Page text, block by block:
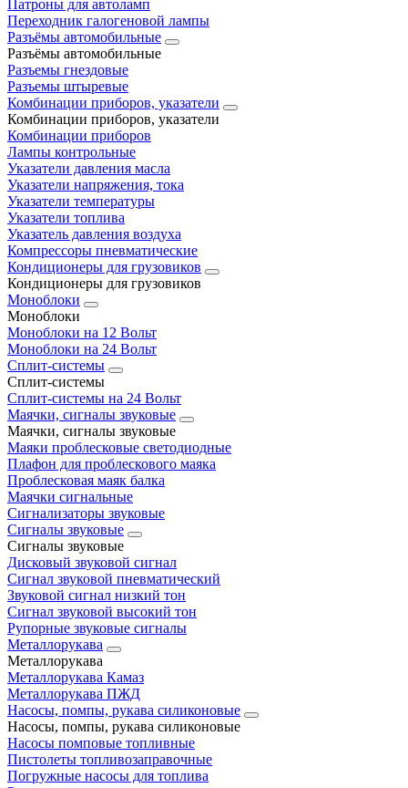
Патроны для автоламп
Переходник галогеновой лампы
Разъёмы автомобильные
Разъёмы автомобильные
Разъемы гнездовые
Разъемы штыревые
Комбинации приборов, указатели
Комбинации приборов, указатели
Комбинации приборов
Лампы контрольные
Указатели давления масла
Указатели напряжения, тока
Указатели температуры
Указатели топлива
Указатель давления воздуха
Компрессоры пневматические
Кондиционеры для грузовиков
Кондиционеры для грузовиков
Моноблоки
Моноблоки
Моноблоки на 12 Вольт
Моноблоки на 24 Вольт
Сплит-системы
Сплит-системы
Сплит‑системы на 24 Вольт
Маячки, сигналы звуковые
Маячки, сигналы звуковые
Маяки проблесковые светодиодные
Плафон для проблескового маяка
Проблесковая маяк балка
Маячки сигнальные
Сигнализаторы звуковые
Сигналы звуковые
Сигналы звуковые
Дисковый звуковой сигнал
Сигнал звуковой пневматический
Звуковой сигнал низкий тон
Сигнал звуковой высокий тон
Рупорные звуковые сигналы
Металлорукава
Металлорукава
Металлорукава Камаз
Металлорукава ПЖД
Насосы, помпы, рукава силиконовые
Насосы, помпы, рукава силиконовые
Насосы помповые топливные
Пистолеты топливозаправочные
Погружные насосы для топлива